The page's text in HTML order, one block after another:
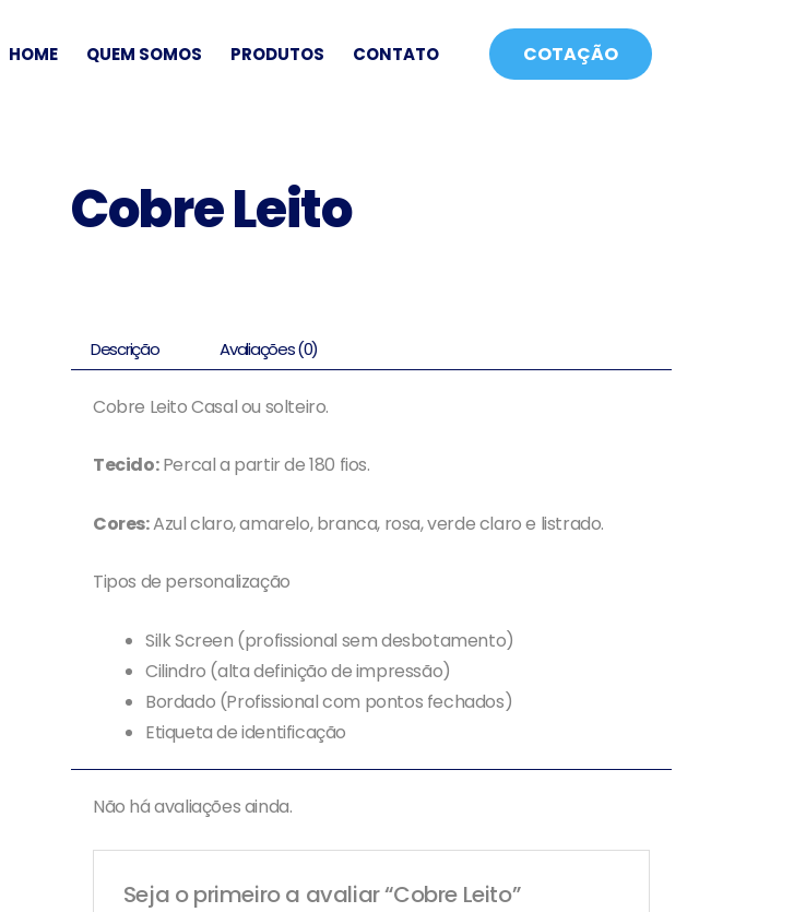
HOME QUEM SOMOS PRODUTOS CONTATO COTAÇÃO
Cobre Leito
Descrição Avaliações (0)
Cobre Leito Casal ou solteiro.
Tecido:Percal a partir de 180 fios.
Cores:Azul claro, amarelo, branca, rosa, verde claro e listrado.
Tipos de personalização
Silk Screen (profissional sem desbotamento)
Cilindro (alta definição de impressão)
Bordado (Profissional com pontos fechados)
Etiqueta de identificação
Não há avaliações ainda.
Seja o primeiro a avaliar “Cobre Leito”